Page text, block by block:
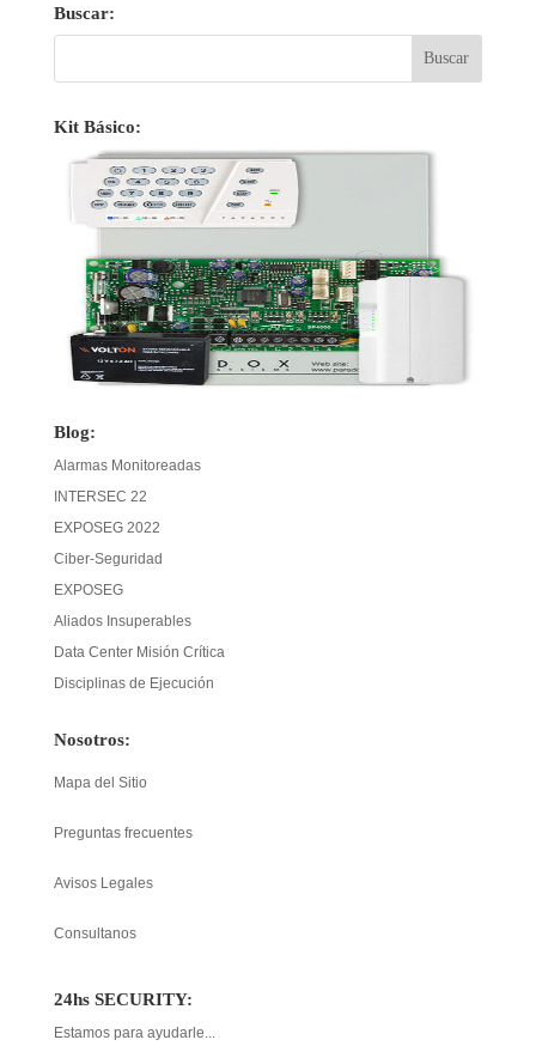
Buscar:
Kit Básico:
Blog:
Alarmas Monitoreadas
INTERSEC 22
EXPOSEG 2022
Ciber-Seguridad
EXPOSEG
Aliados Insuperables
Data Center Misión Crítica
Disciplinas de Ejecución
Nosotros:
Mapa del Sitio
Preguntas frecuentes
Avisos Legales
Consultanos
24hs SECURITY:
Estamos para ayudarle...